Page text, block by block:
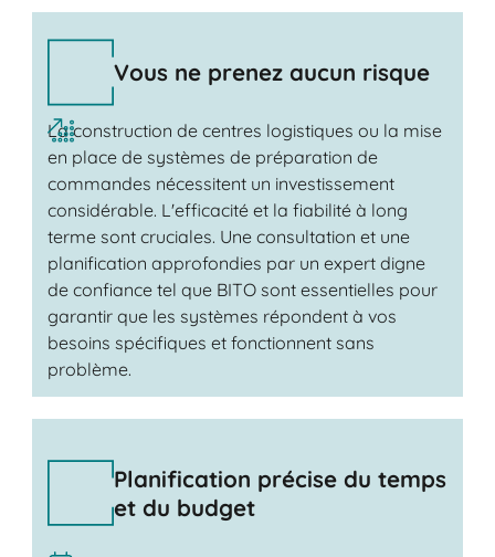
Vous ne prenez aucun risque
La construction de centres logistiques ou la mise
en place de systèmes de préparation de
commandes nécessitent un investissement
considérable. L'efficacité et la fiabilité à long
terme sont cruciales. Une consultation et une
planification approfondies par un expert digne
de confiance tel que BITO sont essentielles pour
garantir que les systèmes répondent à vos
besoins spécifiques et fonctionnent sans
problème.
Planification précise du temps
et du budget